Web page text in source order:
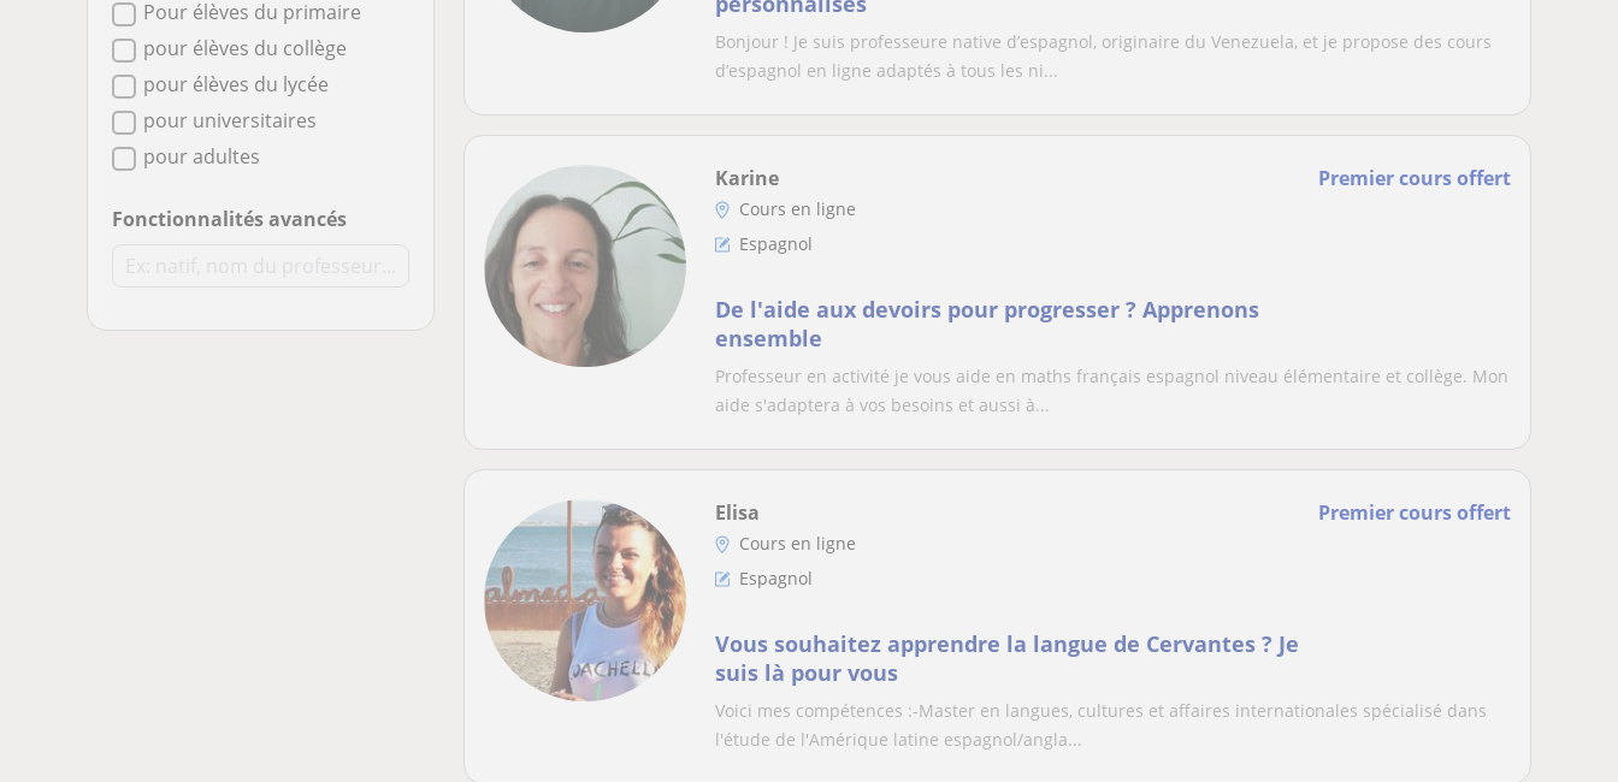
Pour élèves du primaire
pour élèves du collège
pour élèves du lycée
pour universitaires
pour adultes
Fonctionnalités avancés
Bonjour ! Je suis professeure native d’espagnol, originaire du Venezuela, et je propose des cours
d’espagnol en ligne adaptés à tous les ni...
Premier cours offert
Karine
Cours en ligne
Espagnol
De l'aide aux devoirs pour progresser ? Apprenons
ensemble
Professeur en activité je vous aide en maths français espagnol niveau élémentaire et collège. Mon
aide s'adaptera à vos besoins et aussi à...
Premier cours offert
Elisa
Cours en ligne
Espagnol
Vous souhaitez apprendre la langue de Cervantes ? Je
suis là pour vous
Voici mes compétences :-Master en langues, cultures et affaires internationales spécialisé dans
l'étude de l'Amérique latine espagnol/angla...